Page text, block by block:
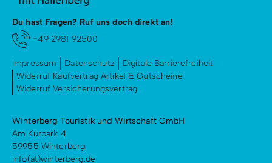
Du hast Fragen? Ruf uns doch direkt an!
+49 2981 92500
Impressum Datenschutz
Digitale Barrierefreiheit
Widerruf Kaufvertrag Artikel & Gutscheine
Widerruf Versicherungsvertrag
Winterberg Touristik und Wirtschaft GmbH
Am Kurpark 4
59955 Winterberg
info(at)winterberg.de